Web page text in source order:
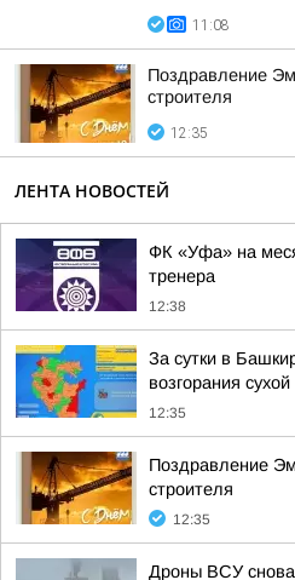
11:08
Поздравление
строителя
12:35
ЛЕНТА НОВОСТЕЙ
ФК «Уфа» на
тренера
12:38
За сутки в
возгорания
12:35
Поздравление
строителя
12:35
Дроны ВСУ